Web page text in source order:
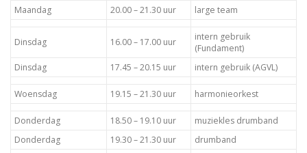
Maandag
20.00 – 21.30 uur large team
Dinsdag 16.00 – 17.00 uur
intern gebruik
(Fundament)
Dinsdag
17.45 – 20.15 uur intern gebruik (AGVL)
Woensdag 19.15 – 21.30 uur harmonieorkest
Donderdag 18.50 – 19.10 uur
muziekles drumband
Donderdag
19.30 – 21.30 uur drumband